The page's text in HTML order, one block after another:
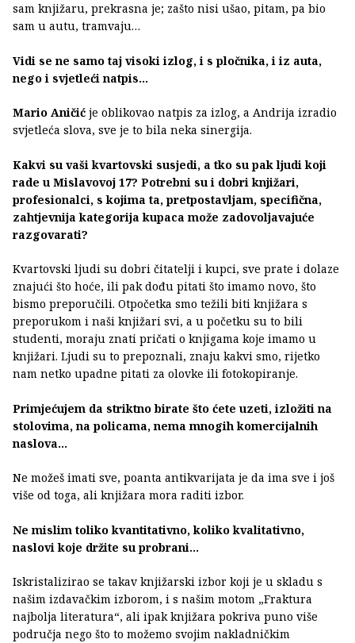
sam knjižaru, prekrasna je; zašto nisi ušao, pitam, pa bio
sam u autu, tramvaju…
Vidi se ne samo taj visoki izlog, i s pločnika, i iz auta,
nego i svjetleći natpis…
Mario Aničić je oblikovao natpis za izlog, a Andrija izradio
svjetleća slova, sve je to bila neka sinergija.
Kakvi su vaši kvartovski susjedi, a tko su pak ljudi koji
rade u Mislavovoj 17? Potrebni su i dobri knjižari,
profesionalci, s kojima ta, pretpostavljam, specifična,
zahtjevnija kategorija kupaca može zadovoljavajuće
razgovarati?
Kvartovski ljudi su dobri čitatelji i kupci, sve prate i dolaze
znajući što hoće, ili pak dođu pitati što imamo novo, što
bismo preporučili. Otpočetka smo težili biti knjižara s
preporukom i naši knjižari svi, a u početku su to bili
studenti, moraju znati pričati o knjigama koje imamo u
knjižari. Ljudi su to prepoznali, znaju kakvi smo, rijetko
nam netko upadne pitati za olovke ili fotokopiranje.
Primjećujem da striktno birate što ćete uzeti, izložiti na
stolovima, na policama, nema mnogih komercijalnih
naslova…
Ne možeš imati sve, poanta antikvarijata je da ima sve i još
više od toga, ali knjižara mora raditi izbor.
Ne mislim toliko kvantitativno, koliko kvalitativno,
naslovi koje držite su probrani...
Iskristalizirao se takav knjižarski izbor koji je u skladu s
našim izdavačkim izborom, i s našim motom „Fraktura
najbolja literatura“, ali ipak knjižara pokriva puno više
područja nego što to možemo svojim nakladničkim